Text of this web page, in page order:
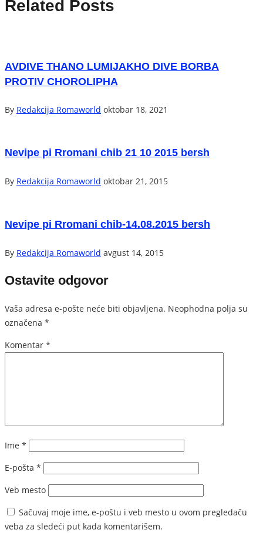
Related Posts
AVDIVE THANO LUMIJAKHO DIVE BORBA
PROTIV CHOROLIPHA
By Redakcija Romaworld oktobar 18, 2021
Nevipe pi Rromani chib 21 10 2015 bersh
By Redakcija Romaworld oktobar 21, 2015
Nevipe pi Rromani chib-14.08.2015 bersh
By Redakcija Romaworld avgust 14, 2015
Ostavite odgovor
Vaša adresa e-pošte neće biti objavljena. Neophodna polja su
označena *
Komentar *
Ime *
E-pošta *
Veb mesto
Sačuvaj moje ime, e-poštu i veb mesto u ovom pregledaču
veba za sledeći put kada komentarišem.